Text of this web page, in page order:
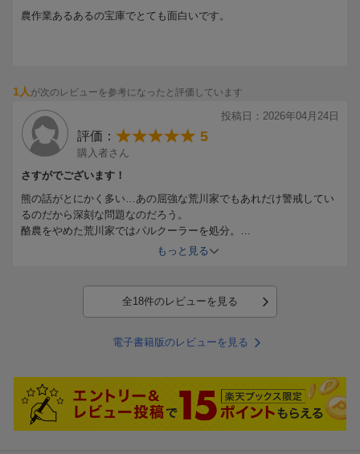
農作業あるあるの宝庫でとても面白いです。
1人 が次のレビューを参考になったと評価しています
投稿日：2026年04月24日
評価： 5
購入者さん
さすがでございます！
熊の話がとにかく多い…あの屈強な荒川家でもあれだけ警戒してい
るのだから深刻な問題なのだろう。
酪農をやめた荒川家ではパルクーラーを処分。
売られた先ではそれを野外でのお風呂として使用とはびっくり。
牛乳だけだはなく哺乳類の乳の話題まで行くところがさすが！
もっと見る
全18件のレビューを見る
電子書籍版のレビューを見る